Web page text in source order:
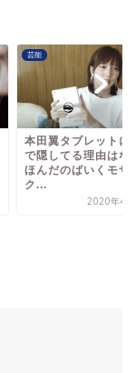
芸能
手越脱毛サロンの場